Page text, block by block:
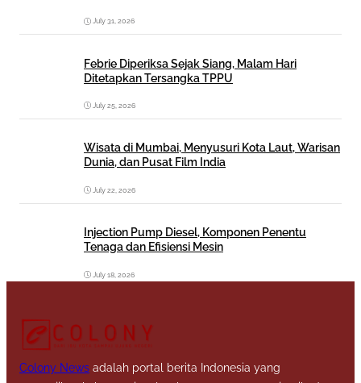
July 31, 2026
Febrie Diperiksa Sejak Siang, Malam Hari
Ditetapkan Tersangka TPPU
July 25, 2026
Wisata di Mumbai, Menyusuri Kota Laut, Warisan
Dunia, dan Pusat Film India
July 22, 2026
Injection Pump Diesel, Komponen Penentu
Tenaga dan Efisiensi Mesin
July 18, 2026
Colony News adalah portal berita Indonesia yang